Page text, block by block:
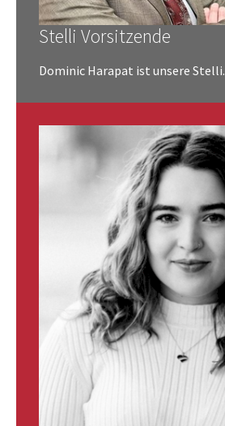
Stelli Vorsitzende
Dominic Harapat ist unsere Stelli.